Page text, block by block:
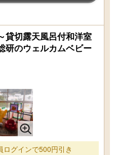
切露天風呂付和洋室
研のウェルカムベビー
グインで500円引き